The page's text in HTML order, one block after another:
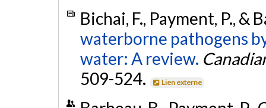
Bichai, F., Payment, P., &
waterborne pathogens
water: A review.
509-524.
Lien externe